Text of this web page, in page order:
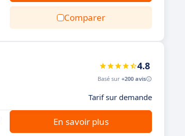
Comparer
4.8
Basé sur +200 avis
Tarif sur demande
En savoir plus